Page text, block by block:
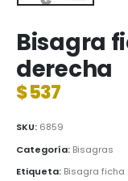
Bisagra
derecha
$537
SKU: 6859
Categoría: Bisagras
Etiqueta: Bisagra ficha